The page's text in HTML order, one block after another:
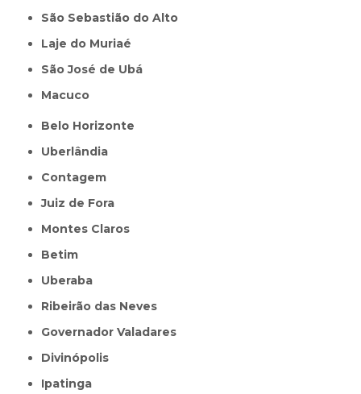
São Sebastião do Alto
Laje do Muriaé
São José de Ubá
Macuco
Belo Horizonte
Uberlândia
Contagem
Juiz de Fora
Montes Claros
Betim
Uberaba
Ribeirão das Neves
Governador Valadares
Divinópolis
Ipatinga